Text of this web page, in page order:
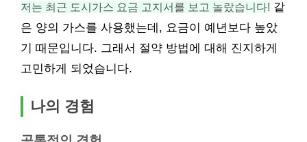
저는 최근 도시가스 요금 고지서를 보고 놀랐습니다! 같
은 양의 가스를 사용했는데, 요금이 예년보다 높았
기 때문입니다. 그래서 절약 방법에 대해 진지하게
고민하게 되었습니다.
나의 경험